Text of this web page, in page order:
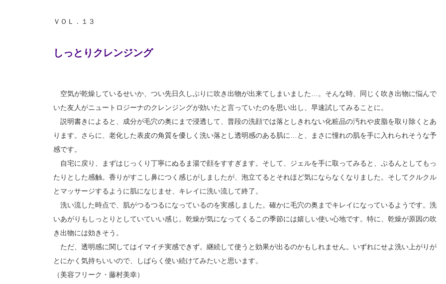
ＶＯＬ．１３
しっとりクレンジング
空気が乾燥しているせいか、つい先日久しぶりに吹き出物が出来てしまいました…。そんな時、同じく吹き出物に悩んで
いた友人がニュートロジーナのクレンジングが効いたと言っていたのを思い出し、早速試してみることに。
説明書きによると、成分が毛穴の奥にまで浸透して、普段の洗顔では落としきれない化粧品の汚れや皮脂を取り除くとあ
ります。さらに、老化した表皮の角質を優しく洗い落とし透明感のある肌に…と、まさに憧れの肌を手に入れられそうな予
感です。
自宅に戻り、まずはじっくり丁寧にぬるま湯で顔をすすぎます。そして、ジェルを手に取ってみると、ぷるんとしてもっ
たりとした感触。香りがすこし鼻につく感じがしましたが、泡立てるとそれほど気にならなくなりました。そしてクルクル
とマッサージするように肌になじませ、キレイに洗い流して終了。
洗い流した時点で、肌がつるつるになっているのを実感しました。確かに毛穴の奥までキレイになっているようです。洗
いあがりもしっとりとしていていい感じ。乾燥が気になってくるこの季節には嬉しい使い心地です。特に、乾燥が原因の吹
き出物には効きそう。
ただ、透明感に関してはイマイチ実感できず。継続して使うと効果が出るのかもしれません。いずれにせよ洗い上がりが
とにかく気持ちいいので、しばらく使い続けてみたいと思います。
（美容フリーク・藤村美幸）